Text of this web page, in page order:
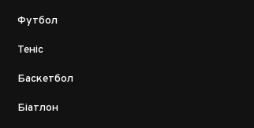
Футбол
Теніс
Баскетбол
Біатлон